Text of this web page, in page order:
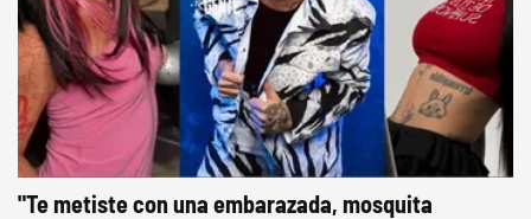
"Te metiste con una embarazada, mosquita